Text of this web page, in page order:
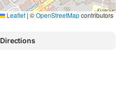
Leaflet|©OpenStreetMapcontributors
Directions